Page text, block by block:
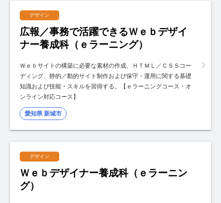
デザイン
広報／事務で活躍できるＷｅｂデザイ
ナー養成科（ｅラーニング）
Ｗｅｂサイトの構築に必要な素材の作成、ＨＴＭＬ／ＣＳＳコー
ディング、静的／動的サイト制作および保守・運用に関する基礎
知識および技能・スキルを習得する。【ｅラーニングコース・オ
ンライン対応コース】
愛知県 新城市
デザイン
Ｗｅｂデザイナー養成科（ｅラーニン
グ）